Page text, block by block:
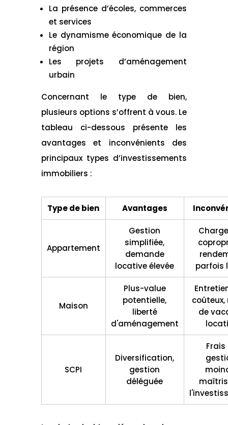
La présence d’écoles, commerces
et services
Le dynamisme économique de la
région
Les projets d’aménagement
urbain
Concernant le type de bien,
plusieurs options s’offrent à vous. Le
tableau ci-dessous présente les
avantages et inconvénients des
principaux types d’investissements
immobiliers :
Type de bien Avantages
Appartement
Gestion
simplifiée,
demande
locative élevée
parfois
Maison
Plus-value
potentielle,
liberté
d'aménagement
coûteux,
de
SCPI
Diversification,
gestion
déléguée
Frais